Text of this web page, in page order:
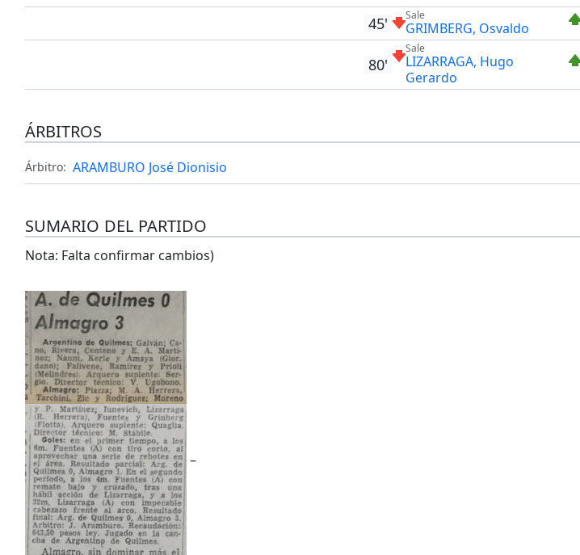
45' Sale
GRIMBERG, Osvaldo
80'
Sale
LIZARRAGA, Hugo
Gerardo
ÁRBITROS
Árbitro: ARAMBURO José Dionisio
SUMARIO DEL PARTIDO
Nota: Falta confirmar cambios)
–